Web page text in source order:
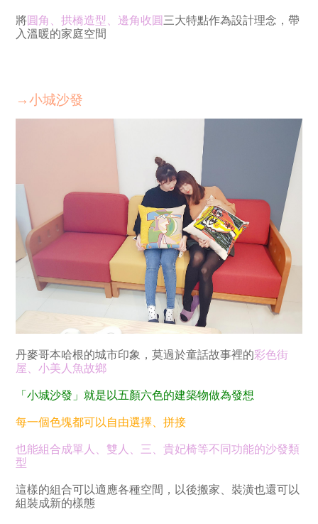
將圓角、拱橋造型、邊角收圓 三大特點作為設計理念，帶
入溫暖的家庭空間
→小城沙發
丹麥哥本哈根的城市印象，莫過於童話故事裡的彩色街
屋、小美人魚故鄉
「小城沙發」就是以五顏六色的建築物做為發想
每一個色塊都可以自由選擇、拼接
也能組合成單人、雙人、三、貴妃椅等不同功能的沙發類
型
這樣的組合可以適應各種空間，以後搬家、裝潢也還可以
組裝成新的樣態